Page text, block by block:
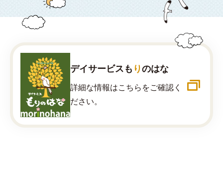
デイサービスも りのはな
詳細な情報はこちらをご確認く
ださい。